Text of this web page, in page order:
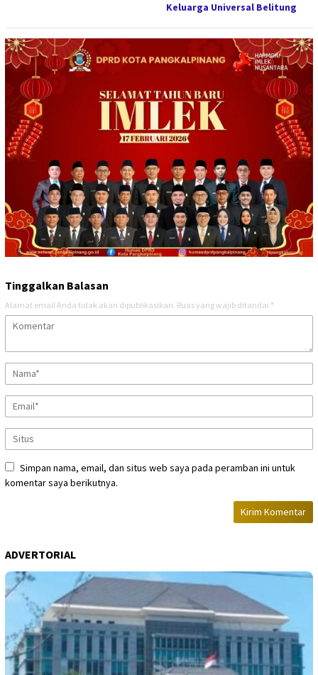
Keluarga Universal Belitung
Tinggalkan Balasan
Alamat email Anda tidak akan dipublikasikan. Ruas yang wajib ditandai *
Simpan nama, email, dan situs web saya pada peramban ini untuk
komentar saya berikutnya.
ADVERTORIAL